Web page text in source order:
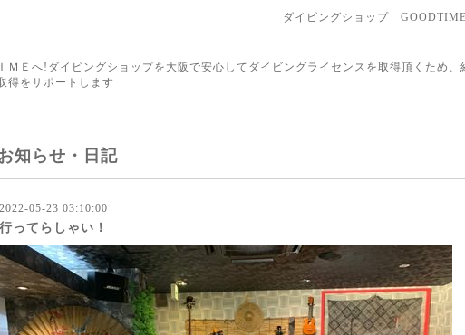
ダイビングショップ
ＭＥへ!ダイビングショップを大阪で安心してダイビングライセンスを取得頂くため、
得をサポートします
知らせ・日記
2022-05-23 03:10:00
行ってらしゃい！